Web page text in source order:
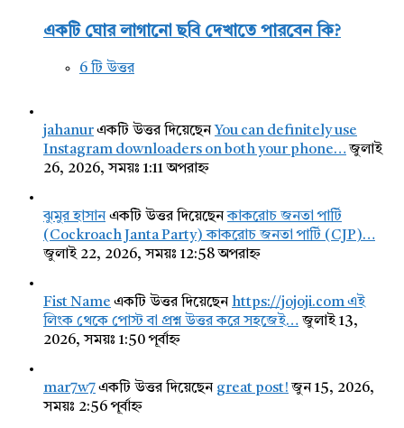
একটি ঘোর লাগানো ছবি দেখাতে পারবেন কি?
6 টি উত্তর
jahanurএকটি উত্তর দিয়েছেন You can definitely use
Instagram downloaders on both your phone… জুলাই
26, 2026, সময়ঃ 1:11 অপরাহ্ন
ঝুমুর হাসানএকটি উত্তর দিয়েছেনকাকরোচ জনতা পার্টি
(Cockroach Janta Party) কাকরোচ জনতা পার্টি (CJP)…
জুলাই 22, 2026, সময়ঃ 12:58 অপরাহ্ন
Fist Name একটি উত্তর দিয়েছেন https://jojoji.com এই
লিংক থেকে পোস্ট বা প্রশ্ন উত্তর করে সহজেই… জুলাই 13,
2026, সময়ঃ 1:50 পূর্বাহ্ন
mar7w7একটি উত্তর দিয়েছেন great post! জুন 15, 2026,
সময়ঃ 2:56 পূর্বাহ্ন